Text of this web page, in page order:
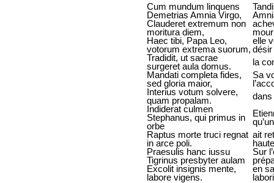
Cum mundum linquens
Demetrias Amnia Virgo,
Clauderet extremum non
moritura diem,
Haec tibi, Papa Leo,
votorum extrema suorum,
elle
désir
Tradidit, ut sacrae
surgeret aula domus.
la
Mandati completa fides,
sed gloria maior,
Sa
Interius votum solvere,
quam propalam.
dans
Indiderat culmen
Stephanus, qui primus in
orbe
Raptus morte truci regnat
in arce poli.
ait
Praesulis hanc iussu
Tigrinus presbyter aulam
Sur
Excolit insignis mente,
labore vigens.
en